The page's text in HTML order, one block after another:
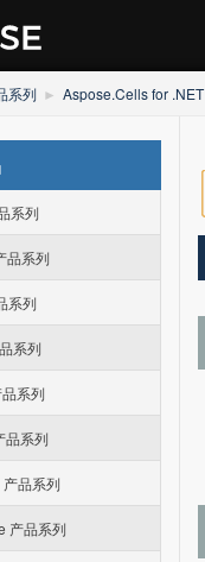
系列 Aspose.Cells for .NET
系列
品系列
系列
系列
系列
品系列
品系列
产品系列